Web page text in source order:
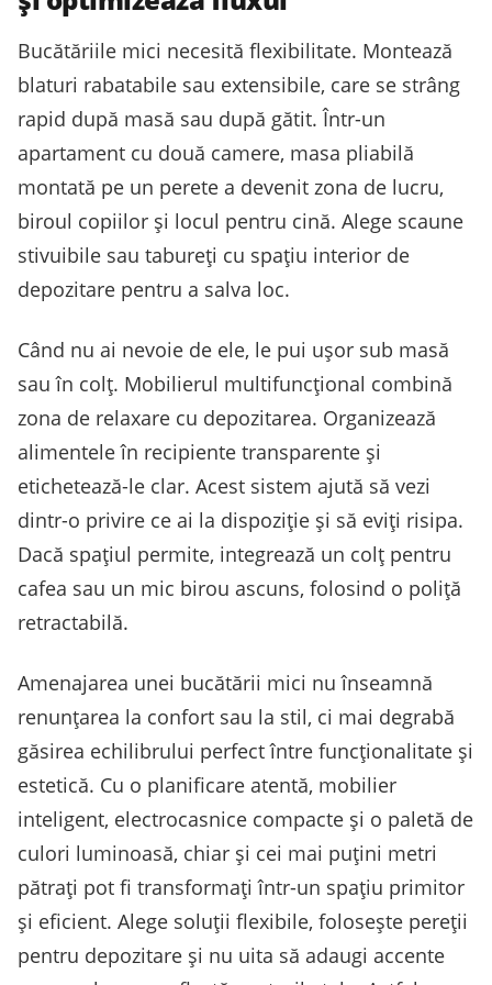
Bucătăriile mici necesită flexibilitate. Montează
blaturi rabatabile sau extensibile, care se strâng
rapid după masă sau după gătit. Într-un
apartament cu două camere, masa pliabilă
montată pe un perete a devenit zona de lucru,
biroul copiilor și locul pentru cină. Alege scaune
stivuibile sau tabureți cu spațiu interior de
depozitare pentru a salva loc.
Când nu ai nevoie de ele, le pui ușor sub masă
sau în colț. Mobilierul multifuncțional combină
zona de relaxare cu depozitarea. Organizează
alimentele în recipiente transparente și
etichetează-le clar. Acest sistem ajută să vezi
dintr-o privire ce ai la dispoziție și să eviți risipa.
Dacă spațiul permite, integrează un colț pentru
cafea sau un mic birou ascuns, folosind o poliță
retractabilă.
Amenajarea unei bucătării mici nu înseamnă
renunțarea la confort sau la stil, ci mai degrabă
găsirea echilibrului perfect între funcționalitate și
estetică. Cu o planificare atentă, mobilier
inteligent, electrocasnice compacte și o paletă de
culori luminoasă, chiar și cei mai puțini metri
pătrați pot fi transformați într-un spațiu primitor
și eficient. Alege soluții flexibile, folosește pereții
pentru depozitare și nu uita să adaugi accente